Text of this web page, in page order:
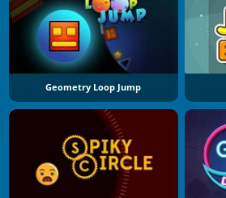
Geometry Loop Jump